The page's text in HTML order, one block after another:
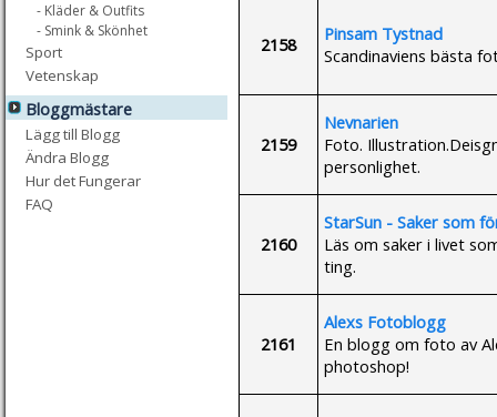
- Kläder & Outfits
- Smink & Skönhet
Sport
Vetenskap
Bloggmästare
Lägg till Blogg
Ändra Blogg
Hur det Fungerar
FAQ
2158
Pinsam Tystnad
Scandinaviens bästa
2159
Nevnarien
Foto.
personlighet.
2160
StarSun - Saker som
Läs om saker i livet
ting.
2161
Alexs Fotoblogg
En blogg om foto av
photoshop!